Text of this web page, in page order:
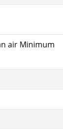
air Minimum